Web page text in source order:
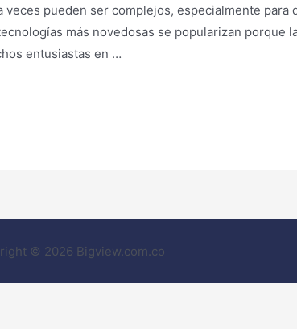
pueden ser complejos, especialmente
más novedosas se popularizan porque
entusiastas en …
© 2026 Bigview.com.co